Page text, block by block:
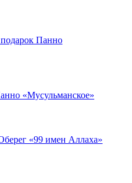
Панно
«Мусульманское»
«99 имен Аллаха»